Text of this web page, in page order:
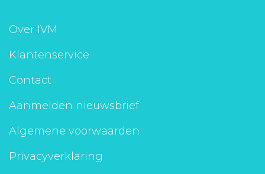
Over IVM
Klantenservice
Contact
Aanmelden nieuwsbrief
Algemene voorwaarden
Privacyverklaring